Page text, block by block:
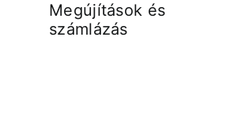
Megújítások és
számlázás